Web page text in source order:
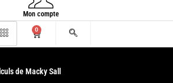
Mon compte
0
de Macky Sall